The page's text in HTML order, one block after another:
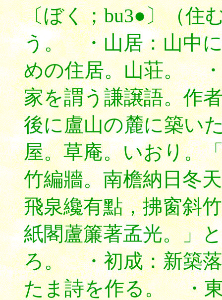
〔ぼく；bu3●〕（住
う。 ・山居：山中
めの住居。山荘。
家を謂う謙譲語。作
後に盧山の麓に築い
屋。草庵。いおり。
竹編牆。南檐納日冬
飛泉纔有點，拂窗斜
紙閣蘆簾著孟光。」
ろ。 ・初成：新築
たま詩を作る。 ・